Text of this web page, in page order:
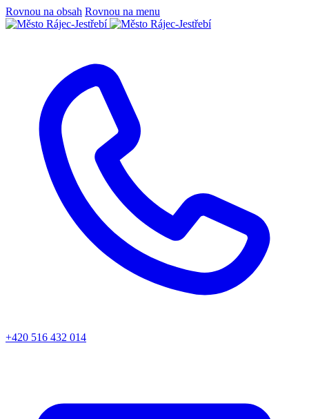
Rovnou na obsah Rovnou na menu
+420 516 432 014